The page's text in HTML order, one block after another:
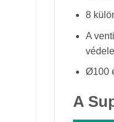
8
A
Ø100
A